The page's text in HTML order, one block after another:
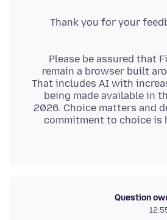
Thank you for your
Please be assured that
remain a browser built
That includes AI with
being made available in
2026. Choice matters and
commitment to choice is
Question